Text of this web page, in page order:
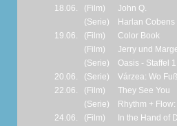
18.06.
(Film)
John Q.
(Serie)
Harlan
19.06.
(Film)
Color Book
(Film)
Jerry und
(Serie)
Oasis - Staffel 1
20.06.
(Serie)
Várzea: Wo
22.06.
(Film)
They See You
(Serie)
Rhythm +
24.06.
(Film)
In the Hand of